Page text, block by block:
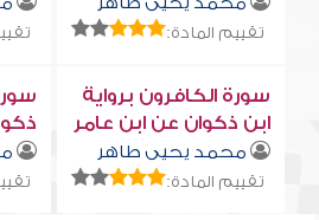
تقييم المادة:
سورة الكافرون برواية
ابن ذكوان عن ابن عامر
محمد يحيى طاهر
تقييم المادة: